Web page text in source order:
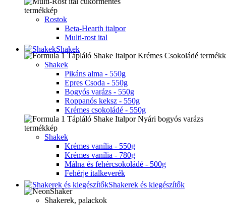
Rostok
Beta-Hearth italpor
Multi-rost ital
Shakek
Shakek
Pikáns alma - 550g
Epres Csoda - 550g
Bogyós varázs - 550g
Roppanós keksz - 550g
Krémes csokoládé - 550g
Shakek
Krémes vanília - 550g
Krémes vanília - 780g
Málna és fehércsokoládé - 500g
Fehérje italkeverék
Shakerek és kiegészítők
Shakerek, palackok